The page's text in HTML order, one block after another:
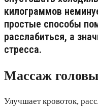
килограммов
простые способы
расслабиться, а
стресса.
Массаж головы
Улучшает кровоток,